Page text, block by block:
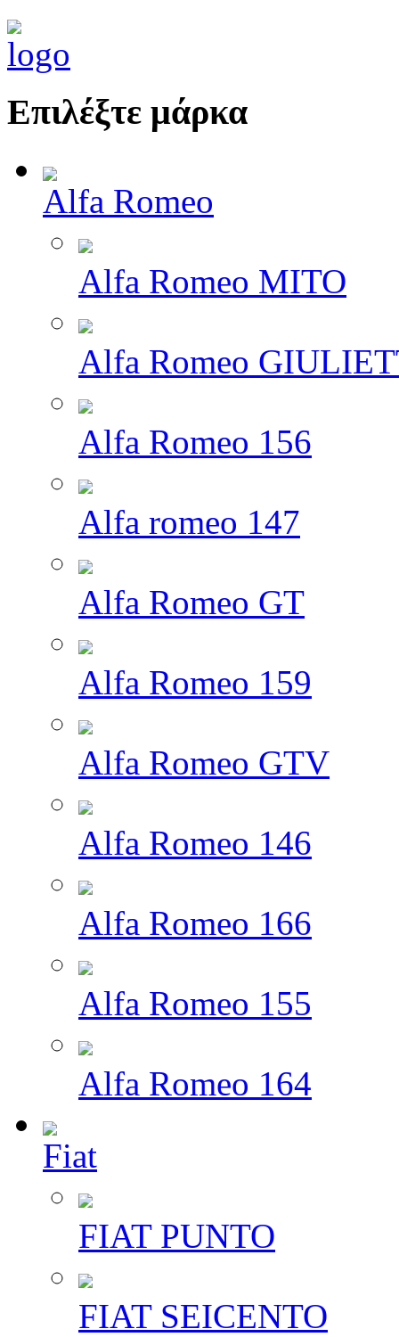
Επιλέξτε μάρκα
Alfa Romeo
Alfa Romeo MITO
Alfa Romeo
Alfa Romeo 156
Alfa romeo 147
Alfa Romeo GT
Alfa Romeo 159
Alfa Romeo GTV
Alfa Romeo 146
Alfa Romeo 166
Alfa Romeo 155
Alfa Romeo 164
Fiat
FIAT PUNTO
FIAT SEICENTO